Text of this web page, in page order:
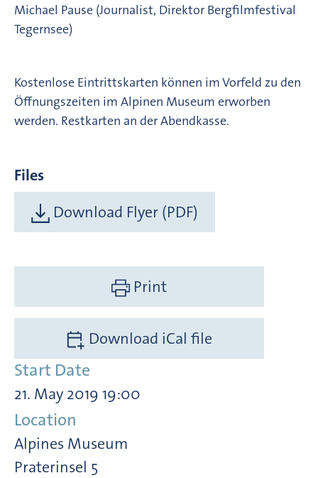
Michael Pause (Journalist, Direktor Bergfilmfestival
Tegernsee)
Kostenlose Eintrittskarten können im Vorfeld zu den
Öffnungszeiten im Alpinen Museum erworben
werden. Restkarten an der Abendkasse.
Files
Download Flyer (PDF)
Print
Download iCal file
Start Date
21. May 2019 19:00
Location
Alpines Museum
Praterinsel 5